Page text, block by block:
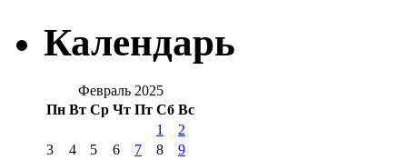
Календарь
Февраль 2025
Пн Вт Ср Чт Пт Сб Вс
1
2
3
4 5 6 7 8
9